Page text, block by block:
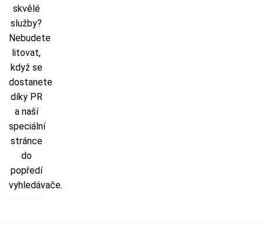
skvělé
služby?
Nebudete
litovat,
když se
dostanete
díky PR
a naší
speciální
stránce
do
popředí
vyhledávače.